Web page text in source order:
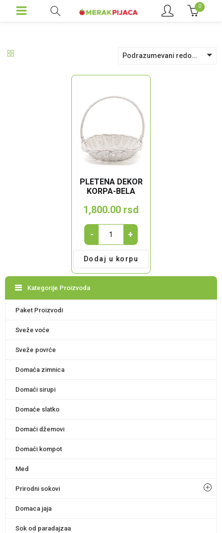
0
Podrazumevani redosled
PLETENA DEKOR
KORPA-BELA
1,800.00 rsd
Pletena
dekor
korpa-
bela
quantity
- +
Dodaj u korpu
Kategorije Proizvoda
Paket Proizvodi
Sveže voće
Sveže povrće
Domaća zimnica
Domaći sirupi
Domaće slatko
Domaći džemovi
Domaći kompot
Med
Prirodni sokovi
Domaca jaja
Sok od paradajzaa